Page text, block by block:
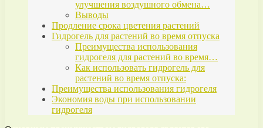
улучшения воздушного обмена…
Выводы
Продление срока цветения растений
Гидрогель для растений во время отпуска
Преимущества использования
гидрогеля для растений во время…
Как использовать гидрогель для
растений во время отпуска:
Преимущества использования гидрогеля
Экономия воды при использовании
гидрогеля